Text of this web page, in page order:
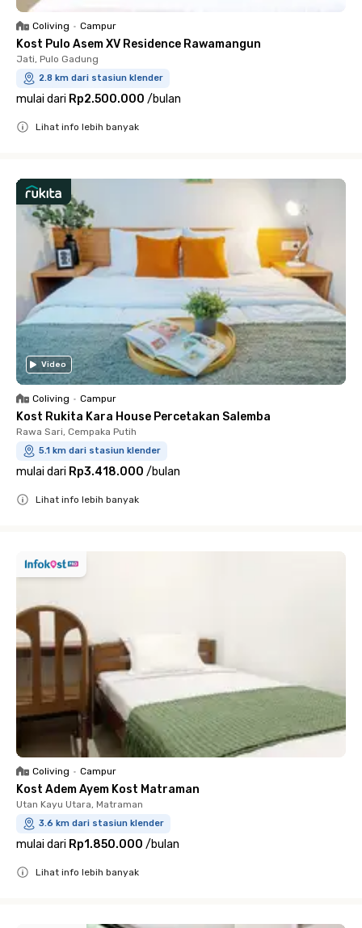
Coliving • Campur
Kost Pulo Asem XV Residence Rawamangun
Jati, Pulo Gadung
2.8 km dari stasiun klender
mulai dari Rp2.500.000 /bulan
Lihat info lebih banyak
Video
Coliving • Campur
Kost Rukita Kara House Percetakan Salemba
Rawa Sari, Cempaka Putih
5.1 km dari stasiun klender
mulai dari Rp3.418.000 /bulan
Lihat info lebih banyak
Coliving • Campur
Kost Adem Ayem Kost Matraman
Utan Kayu Utara, Matraman
3.6 km dari stasiun klender
mulai dari Rp1.850.000 /bulan
Lihat info lebih banyak